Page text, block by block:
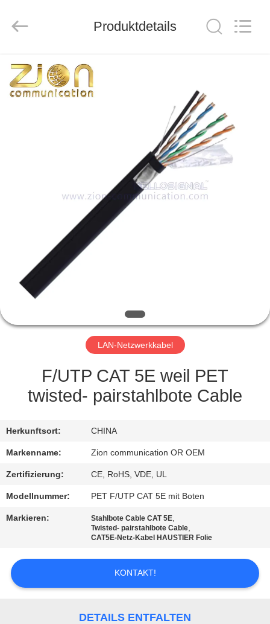
HAUS
PRODUKTE
FABRIK-
AUSFLUG
QUALITÄTSKONTROLLE
TRETEN
SIE
MIT
VERBINDUNG
FORDERN
SIE EIN
ZITAT
POLICY
LTD.
Produktdetails
LAN-Netzwerkkabel
F/UTP CAT 5E weil PET
twisted- pairstahlbote Cable
Herkunftsort: CHINA
Markenname: Zion communication OR OEM
Zertifizierung: CE, RoHS, VDE, UL
Modellnummer: PET F/UTP CAT 5E mit Boten
Markieren: Stahlbote Cable CAT 5E,
Twisted- pairstahlbote Cable,
CAT5E-Netz-Kabel HAUSTIER Folie
KONTAKT!
DETAILS ENTFALTEN